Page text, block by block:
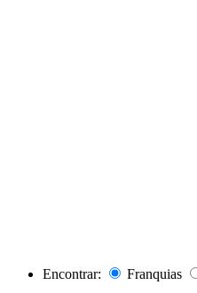
Encontrar: Franquias